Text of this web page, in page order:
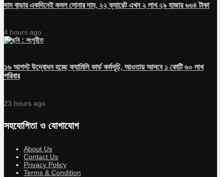
দাম বাড়ার একদিনেই কমল সোনার দাম, ২২ ক্যারেট এখন ২ লাখ ২৯ হাজার ৬৬৪ টাকা
4 hours ago
১৬ আগস্ট উদ্বোধন হচ্ছে ফ্যামিলি কার্ড কর্মসূচি, আওতায় আসবে ১ কোটি ৬০ লাখ
পরিবার
23 hours ago
সহযোগিতা ও যোগাযোগ
About Us
Contact Us
Privacy Policy
Terms & Condition